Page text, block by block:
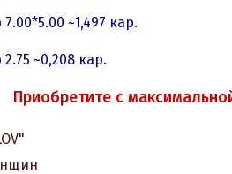
~1,497 кар.
~0,208 кар.
Приобретите с